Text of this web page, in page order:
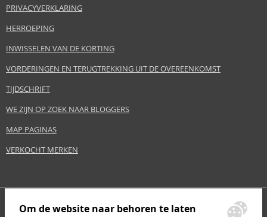
PRIVACYVERKLARING
HERROEPING
INWISSELEN VAN DE KORTING
VORDERINGEN EN TERUGTREKKING UIT DE OVEREENKOMST
TIJDSCHRIFT
WE ZIJN OP ZOEK NAAR BLOGGERS
MAP PAGINAS
VERKOCHT MERKEN
Om de website naar behoren te laten